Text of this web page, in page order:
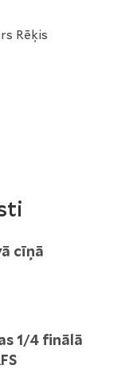
Rēķis
cīņā
1/4 finālā